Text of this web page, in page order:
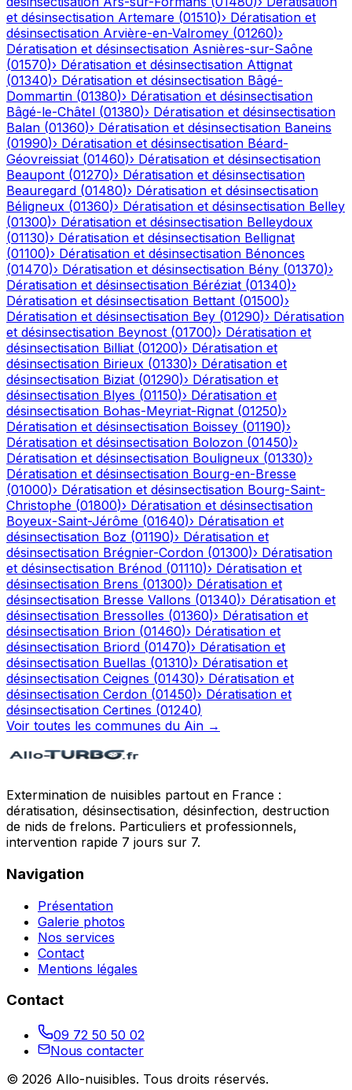
et désinsectisation Artemare (01510)› Dératisation et
désinsectisation Arvière-en-Valromey (01260)›
Dératisation et désinsectisation Asnières-sur-Saône
(01570)› Dératisation et désinsectisation Attignat
(01340)› Dératisation et désinsectisation Bâgé-
Dommartin (01380)› Dératisation et désinsectisation
Bâgé-le-Châtel (01380)› Dératisation et désinsectisation
Balan (01360)› Dératisation et désinsectisation Baneins
(01990)› Dératisation et désinsectisation Béard-
Géovreissiat (01460)› Dératisation et désinsectisation
Beaupont (01270)› Dératisation et désinsectisation
Beauregard (01480)› Dératisation et désinsectisation
Béligneux (01360)› Dératisation et désinsectisation Belley
(01300)› Dératisation et désinsectisation Belleydoux
(01130)› Dératisation et désinsectisation Bellignat
(01100)› Dératisation et désinsectisation Bénonces
(01470)› Dératisation et désinsectisation Bény (01370)›
Dératisation et désinsectisation Béréziat (01340)›
Dératisation et désinsectisation Bettant (01500)›
Dératisation et désinsectisation Bey (01290)› Dératisation
et désinsectisation Beynost (01700)› Dératisation et
désinsectisation Billiat (01200)› Dératisation et
désinsectisation Birieux (01330)› Dératisation et
désinsectisation Biziat (01290)› Dératisation et
désinsectisation Blyes (01150)› Dératisation et
désinsectisation Bohas-Meyriat-Rignat (01250)›
Dératisation et désinsectisation Boissey (01190)›
Dératisation et désinsectisation Bolozon (01450)›
Dératisation et désinsectisation Bouligneux (01330)›
Dératisation et désinsectisation Bourg-en-Bresse
(01000)› Dératisation et désinsectisation Bourg-Saint-
Christophe (01800)› Dératisation et désinsectisation
Boyeux-Saint-Jérôme (01640)› Dératisation et
désinsectisation Boz (01190)› Dératisation et
désinsectisation Brégnier-Cordon (01300)› Dératisation
et désinsectisation Brénod (01110)› Dératisation et
désinsectisation Brens (01300)› Dératisation et
désinsectisation Bresse Vallons (01340)› Dératisation et
désinsectisation Bressolles (01360)› Dératisation et
désinsectisation Brion (01460)› Dératisation et
désinsectisation Briord (01470)› Dératisation et
désinsectisation Buellas (01310)› Dératisation et
désinsectisation Ceignes (01430)› Dératisation et
désinsectisation Cerdon (01450)› Dératisation et
désinsectisation Certines (01240)
Voir toutes les communes du Ain →
Extermination de nuisibles partout en France :
dératisation, désinsectisation, désinfection, destruction
de nids de frelons. Particuliers et professionnels,
intervention rapide 7 jours sur 7.
Navigation
Présentation
Galerie photos
Nos services
Contact
Mentions légales
Contact
09 72 50 50 02
Nous contacter
© 2026 Allo-nuisibles. Tous droits réservés.